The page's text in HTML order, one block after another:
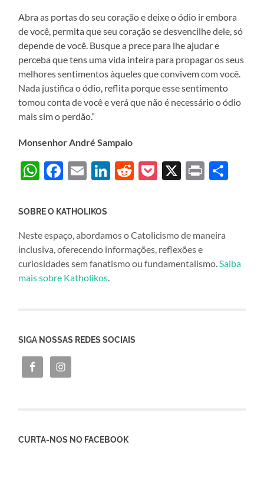
Abra as portas do seu coração e deixe o ódio ir embora
de você, permita que seu coração se desvencilhe dele, só
depende de você. Busque a prece para lhe ajudar e
perceba que tens uma vida inteira para propagar os seus
melhores sentimentos àqueles que convivem com você.
Nada justifica o ódio, reflita porque esse sentimento
tomou conta de você e verá que não é necessário o ódio
mais sim o perdão.”
Monsenhor André Sampaio
WhatsApp
Facebook
EmailLinkedIn
Reddit
Pocket
X Print
SOBRE O KATHOLIKOS
Neste espaço, abordamos o Catolicismo de maneira
inclusiva, oferecendo informações, reflexões e
curiosidades sem fanatismo ou fundamentalismo.Saiba
mais sobre Katholikos.
SIGA NOSSAS REDES SOCIAIS
CURTA-NOS NO FACEBOOK